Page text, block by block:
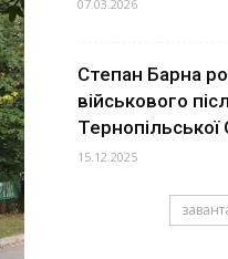
07.03.2026
Степан Барна
військового
15.12.2025